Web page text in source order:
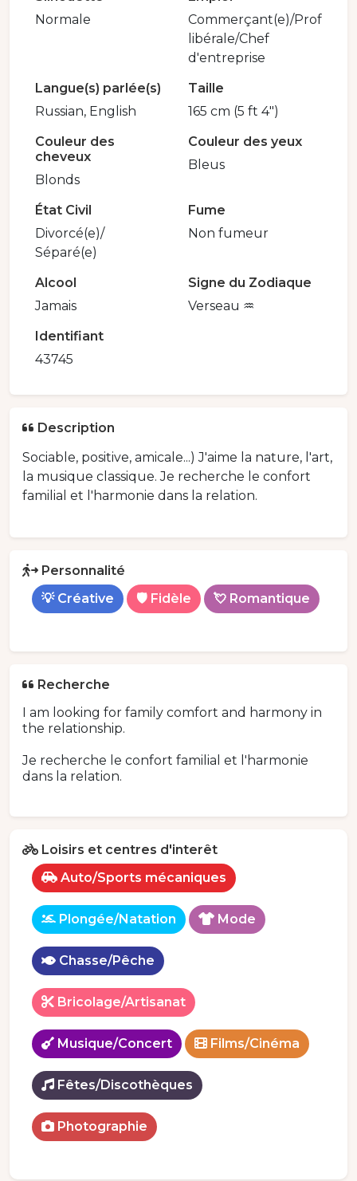
Normale
Commerçant(e)/Prof
libérale/Chef
d'entreprise
Langue(s) parlée(s)
Russian, English
Taille
165 cm (5 ft 4")
Couleur des
cheveux
Blonds
Couleur des yeux
Bleus
État Civil
Divorcé(e)/
Séparé(e)
Fume
Non fumeur
Alcool
Jamais
Signe du Zodiaque
Verseau ♒️
Identifiant
43745
Description
Sociable, positive, amicale...) J'aime la nature, l'art,
la musique classique. Je recherche le confort
familial et l'harmonie dans la relation.
Personnalité
💡 Créative
🛡️ Fidèle 💘 Romantique
Recherche
I am looking for family comfort and harmony in
the relationship.
Je recherche le confort familial et l'harmonie
dans la relation.
Loisirs et centres d'interêt
Auto/Sports mécaniques
Plongée/Natation Mode
Chasse/Pêche
Bricolage/Artisanat
Musique/Concert Films/Cinéma
Fêtes/Discothèques
Photographie